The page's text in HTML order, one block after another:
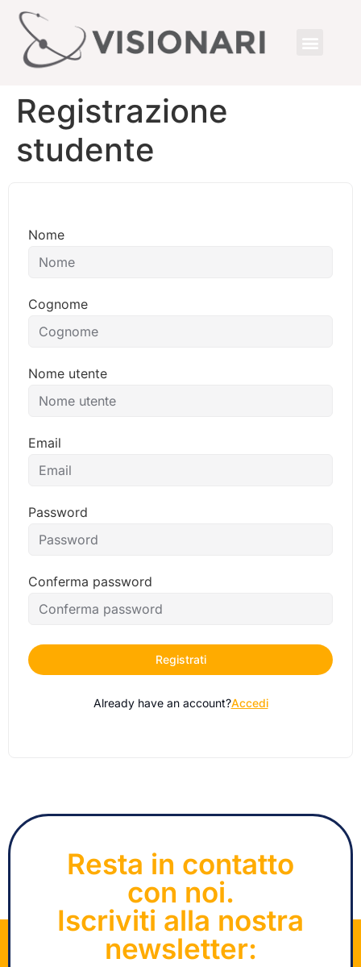
Registrazione
studente
Nome
Cognome
Nome utente
Email
Password
Conferma password
Registrati
Already have an account?Accedi
Resta in contatto
con noi.
Iscriviti alla nostra
newsletter: